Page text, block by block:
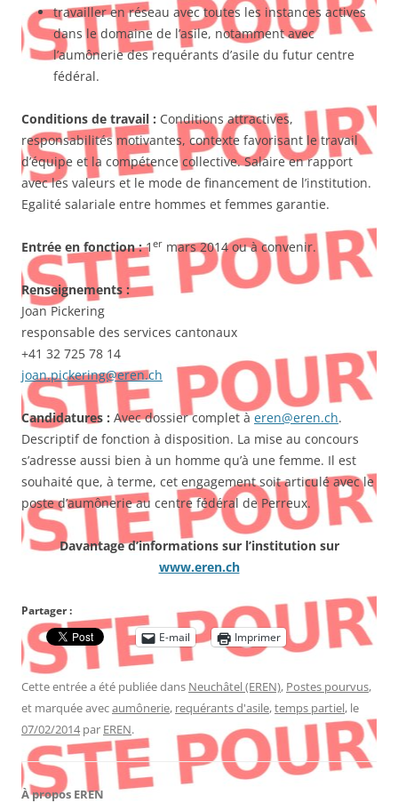
travailler en réseau avec toutes les instances actives
dans le domaine de l’asile, notamment avec
l’aumônerie des requérants d’asile du futur centre
fédéral.
Conditions de travail : Conditions attractives,
responsabilités motivantes, contexte favorisant le travail
d’équipe et la compétence collective. Salaire en rapport
avec les valeurs et le mode de financement de l’institution.
Egalité salariale entre hommes et femmes garantie.
Entrée en fonction :1 er mars 2014 ou à convenir.
Renseignements :
Joan Pickering
responsable des services cantonaux
+41 32 725 78 14
joan.pickering@eren.ch
Candidatures : Avec dossier complet àeren@eren.ch.
Descriptif de fonction à disposition. La mise au concours
s’adresse aussi bien à un homme qu’à une femme. Il est
souhaité que, à terme, cet engagement soit articulé avec le
poste d’aumônerie au centre fédéral de Perreux.
Davantage d’informations sur l’institution sur
www.eren.ch
Partager :
E-mail
Imprimer
Cette entrée a été publiée dans Neuchâtel (EREN), Postes pourvus,
et marquée avecaumônerie, requérants d'asile,temps partiel, le
07/02/2014 par EREN.
À propos EREN